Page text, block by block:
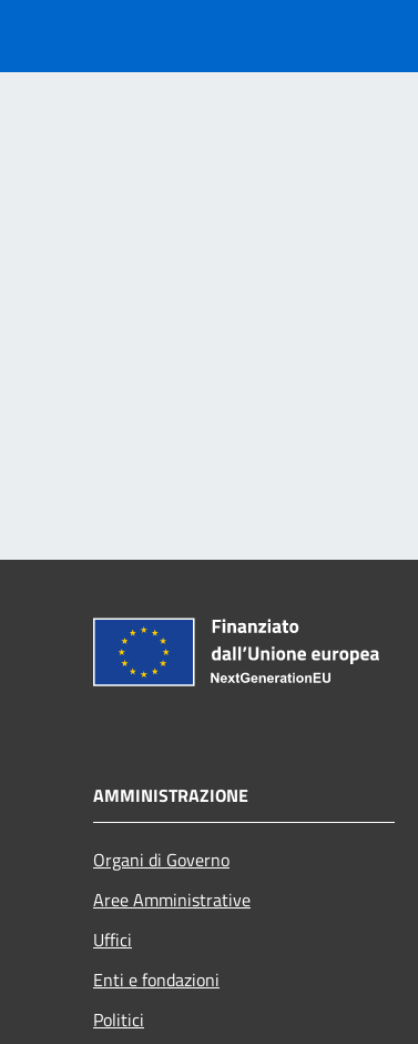
AMMINISTRAZIONE
Organi di Governo
Aree Amministrative
Uffici
Enti e fondazioni
Politici